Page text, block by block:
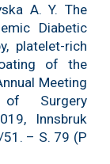
A. Y. The
Diabetic
platelet-rich
of the
Meeting
Surgery
Innsbruk
– S. 79 (P